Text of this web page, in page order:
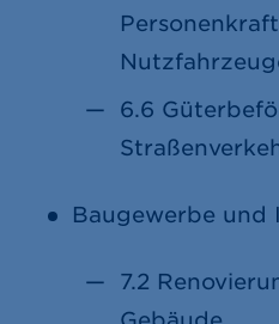
6.6
Baugewerbe und
7.2